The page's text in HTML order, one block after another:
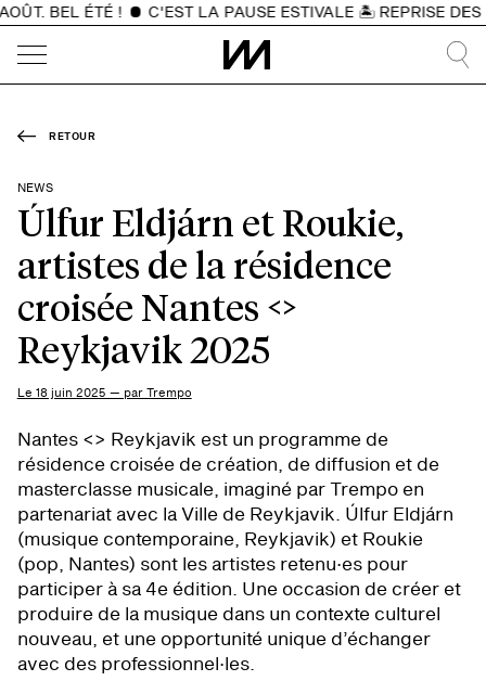
BEL ÉTÉ ! C'EST LA PAUSE ESTIVALE 🏝️ REPRISE DES
RETOUR
NEWS
Úlfur Eldjárn et Roukie,
artistes de la résidence
croisée Nantes <>
Reykjavik 2025
Le 18 juin 2025 — par Trempo
Nantes <> Reykjavik est un programme de
résidence croisée de création, de diffusion et de
masterclasse musicale, imaginé par Trempo en
partenariat avec la Ville de Reykjavik. Úlfur Eldjárn
(musique contemporaine, Reykjavik) et Roukie
(pop, Nantes) sont les artistes retenu·es pour
participer à sa 4e édition. Une occasion de créer et
produire de la musique dans un contexte culturel
nouveau, et une opportunité unique d’échanger
avec des professionnel·les.